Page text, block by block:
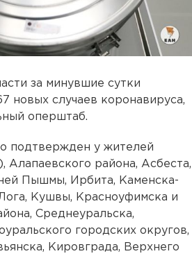
за минувшие сутки
новых случаев коронавируса,
оперштаб.
подтвержден у жителей
Алапаевского района, Асбеста,
Пышмы, Ирбита, Каменска-
Кушвы, Красноуфимска и
Среднеуральска,
городских округов,
Кировграда, Верхнего